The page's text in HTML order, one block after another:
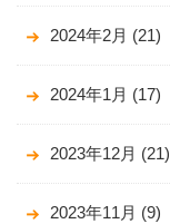
2024年2月 (21)
2024年1月 (17)
2023年12月 (21)
2023年11月 (9)